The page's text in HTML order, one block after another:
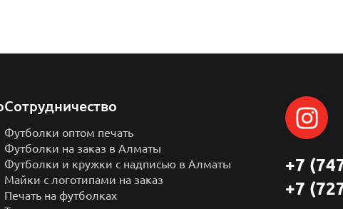
Сотрудничество
Футболки оптом печать
Футболки на заказ в Алматы
Футболки и кружки с надписью в Алматы
Майки с логотипами на заказ
Печать на футболках
+7
+7